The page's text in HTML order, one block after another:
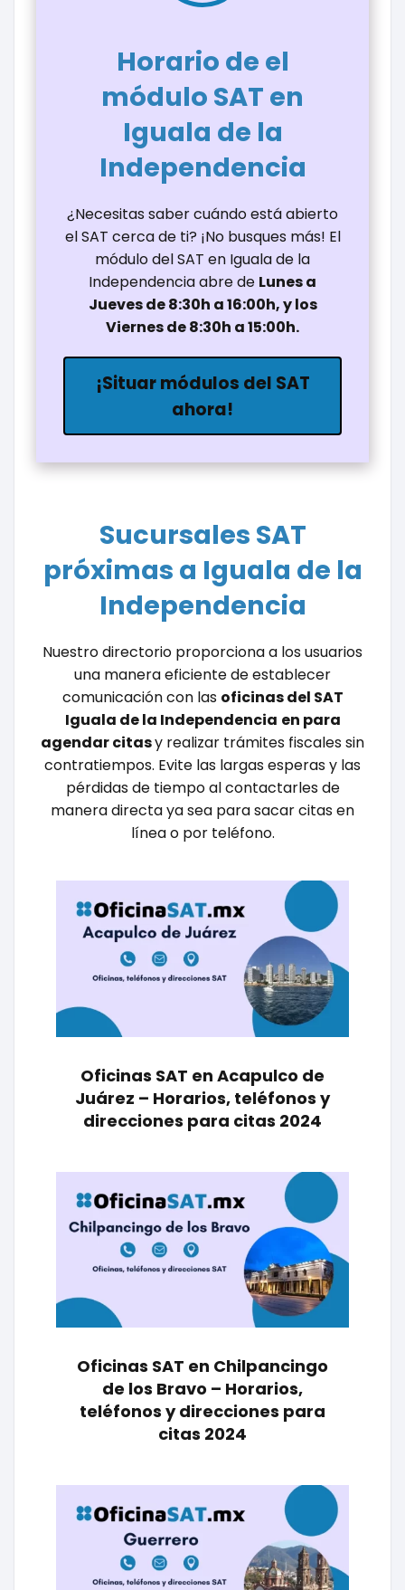
Horario de el
módulo SAT en
Iguala de la
Independencia
¿Necesitas saber cuándo está abierto
el SAT cerca de ti? ¡No busques más! El
módulo del SAT en Iguala de la
Independencia abre de Lunes a
Jueves de 8:30h a 16:00h, y los
Viernes de 8:30h a 15:00h.
¡Situar módulos del SAT
ahora!
Sucursales SAT
próximas a Iguala de la
Independencia
Nuestro directorio proporciona a los usuarios
una manera eficiente de establecer
comunicación con las oficinas del SAT
Iguala de la Independencia en para
agendar citasy realizar trámites fiscales sin
contratiempos. Evite las largas esperas y las
pérdidas de tiempo al contactarles de
manera directa ya sea para sacar citas en
línea o por teléfono.
Oficinas SAT en Acapulco de
Juárez – Horarios, teléfonos y
direcciones para citas 2024
Oficinas SAT en Chilpancingo
de los Bravo – Horarios,
teléfonos y direcciones para
citas 2024